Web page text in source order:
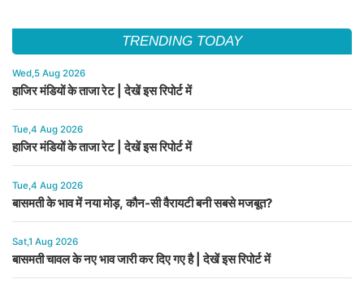
TRENDING TODAY
Wed,5 Aug 2026
हाजिर मंडियों के ताजा रेट | देखें इस रिपोर्ट में
Tue,4 Aug 2026
हाजिर मंडियों के ताजा रेट | देखें इस रिपोर्ट में
Tue,4 Aug 2026
बासमती के भाव में नया मोड़, कौन-सी वैरायटी बनी सबसे मजबूत?
Sat,1 Aug 2026
बासमती चावल के नए भाव जारी कर दिए गए है | देखें इस रिपोर्ट में